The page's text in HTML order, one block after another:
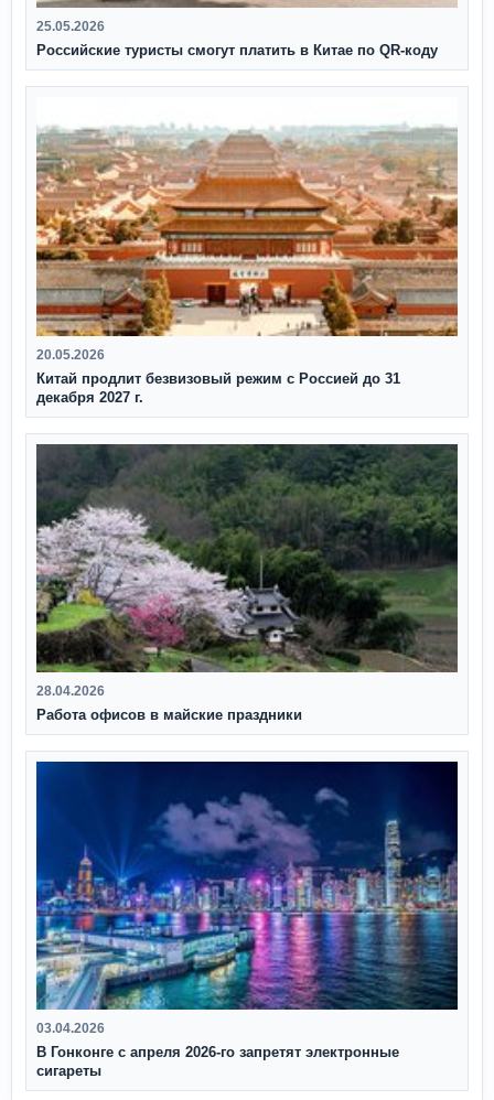
25.05.2026
Российские туристы смогут платить в Китае по QR‑коду
20.05.2026
Китай продлит безвизовый режим с Россией до 31
декабря 2027 г.
28.04.2026
Работа офисов в майские праздники
03.04.2026
В Гонконге с апреля 2026‑го запретят электронные
сигареты